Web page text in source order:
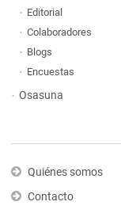
Editorial
Colaboradores
Blogs
Encuestas
Osasuna
Quiénes somos
Contacto